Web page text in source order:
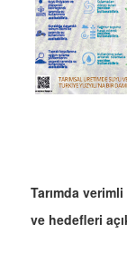
Tarımda verimli
ve hedefleri